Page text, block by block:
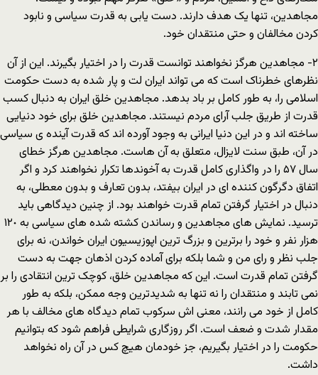
مجاهدین، تنها یک هدف دارند. دست یابى به قدرت سیاسى و نابود
کردن مخالفان و حتى منتقدان خود.
٢- مجاهدین هرگز نخواهند توانست قدرت را در اختیار بگیرند. این از آن
نظرهاى خطرناک است که مى تواند ایران لت و پار شده به دست حکومت
اسلامى را، به طور کامل بر باد بدهد. مجاهدین خلق ایران به دنبال کسب
قدرت از طریق جلب آراى مردم نیستند. مجاهدین خلق براى خود دنیایى
ساخته اند و در این دنیا ایرانى به وجود آورده اند که قدرت آینده ى سیاسى
در آن، طبق سنت لایزال، متعلق به آن هاست. مجاهدین هرگز خطاى
سال ۵٧ را در واگذارى کامل قدرت به آخوندها تکرار نخواهند کرد و اگر
اتفاق دگرگون کننده اى در ایران بیفتد، بدون تعارف و بدون معطلى، به
دنبال در اختیار گرفتن تمام قدرت خواهند بود. از چنین دیدگاهى باید
ترسید. نمایش هاى مجاهدین و رساندن کشته شده هاى سیاسى به ١٢٠
هزار نفر و خود را برترین و بزرگ ترین اپوزیسیون ایران خواندن، نه براى
جلب نظر و راى من و شما بلکه براى آماده کردن اذهان جهت به دست
گرفتن تمام قدرت است. این که مجاهدین خلق، کوچک ترین انتقادى را بر
نمى تابند و منتقدان را نه تنها به شدیدترین وجه ممکن، بلکه به طور
کامل از خود مى رانند، معنى اش سرکوب تمام دیدگاه هاى مخالف با هر
مقدار شدت و ضعف است. اگر روزگارى شرایطى فراهم شود که بتوانیم
حکومت را در اختیار بگیریم، جز خودمان هیچ کس در آن راه نخواهد
داشت.